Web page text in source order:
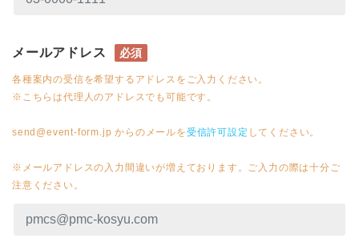
メールアドレス 必須
各種案内の受信を希望するアドレスをご入力ください。
※こちらは代理人のアドレスでも可能です。
send@event-form.jp からのメールを受信許可設定 してください。
※メールアドレスの入力間違いが増えております。ご入力の際は十分ご
注意ください。